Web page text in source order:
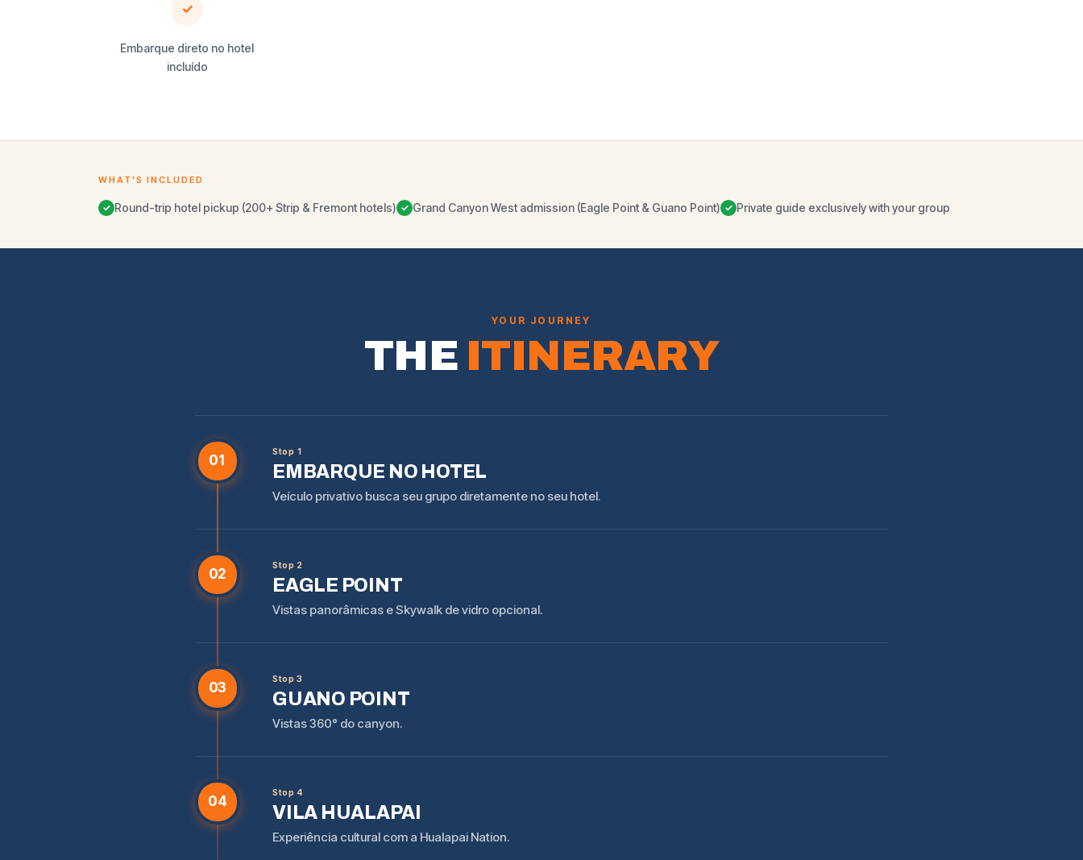
✓
Embarque direto no hotel
incluído
WHAT'S INCLUDED
✓ Round-trip hotel pickup (200+ Strip & Fremont hotels) ✓ Grand Canyon West admission (Eagle Point & Guano Point) ✓ Private guide exclusively with your group
YOUR JOURNEY
THE ITINERARY
01
Stop 1
EMBARQUE NO HOTEL
Veículo privativo busca seu grupo diretamente no seu hotel.
02
Stop 2
EAGLE POINT
Vistas panorâmicas e Skywalk de vidro opcional.
03
Stop 3
GUANO POINT
Vistas 360° do canyon.
04
Stop 4
VILA HUALAPAI
Experiência cultural com a Hualapai Nation.